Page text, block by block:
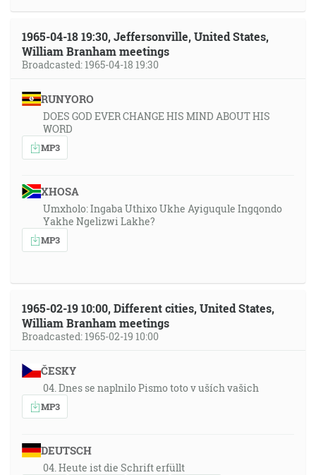
1965-04-18 19:30, Jeffersonville, United States,
William Branham meetings
Broadcasted: 1965-04-18 19:30
RUNYORO
DOES GOD EVER CHANGE HIS MIND ABOUT HIS
WORD
MP3
XHOSA
Umxholo: Ingaba Uthixo Ukhe Ayiguqule Ingqondo
Yakhe Ngelizwi Lakhe?
MP3
1965-02-19 10:00, Different cities, United States,
William Branham meetings
Broadcasted: 1965-02-19 10:00
ČESKY
04. Dnes se naplnilo Pismo toto v uších vašich
MP3
DEUTSCH
04. Heute ist die Schrift erfüllt